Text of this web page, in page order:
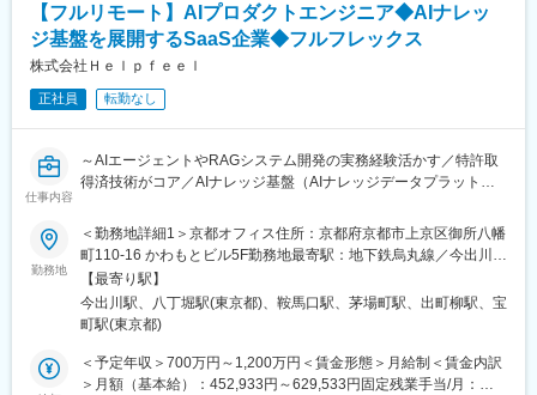
ンスよく兼任しながら、柔軟性の高いチームをデリバリーしま
す。
ーの方を求めています。チームづくりとメンバーの成長にコミッ
トし、メンバーがワクワクしながら働くことを実現し「よりそ
う」として最大の成果を出すのがミッションです。
■お任せするお仕事
・UX改善、新規プロダクト企画開発等、今後の予定やアイデアな
ど様々あります
変更の範囲：会社の定める業務
【フルリモート】AIプロダクトエンジニア◆AIナレッ
ジ基盤を展開するSaaS企業◆フルフレックス
株式会社Ｈｅｌｐｆｅｅｌ
正社員 転勤なし
仕事内容
～AIエージェントやRAGシステム開発の実務経験活かす／特許取
得済技術がコア／AIナレッジ基盤（AIナレッジデータプラットフ
生成AIや大規模言語モデル（LLM）の進化により、AIの社会実装
が加速する今、見落とされがちなのが「AIが何を根拠に判断して
いるか」という視点です。
AIはモデルやアプリケーション単体では正しく機能せず、“何をも
とに答えを導き出すか”というナレッジ、つまり正確に整理された
知識のデータ基盤が不可欠です。
勤務地
＜勤務地詳細1＞京都オフィス住所：京都府京都市上京区御所八幡
町110-16 かわもとビル5F勤務地最寄駅：地下鉄烏丸線／今出川駅
受動喫煙対策：屋内全面禁煙＜勤務地詳細2＞東京オフィス住所：
東京都中央区八丁堀2-14-1 住友不動産八重洲通ビル4F勤務地最寄
駅：日比谷線／八丁堀駅受動喫煙対策：屋内全面禁煙変更の範
【最寄り駅】
今出川駅、八丁堀駅(東京都)、鞍馬口駅、茅場町駅、出町柳駅、宝
町駅(東京都)
＜予定年収＞700万円～1,200万円＜賃金形態＞月給制＜賃金内訳
＞月額（基本給）：452,933円～629,533円固定残業手当/月：